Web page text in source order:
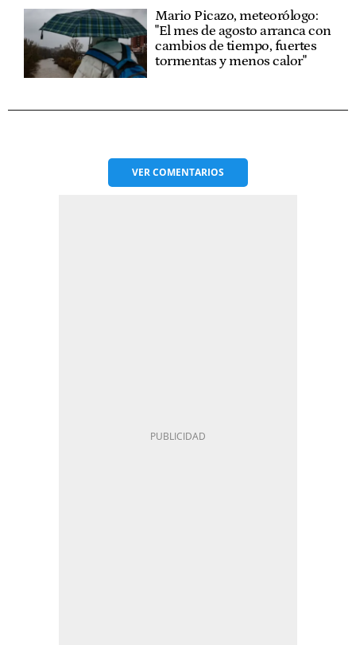
Mario Picazo, meteorólogo:
"El mes de agosto arranca con
cambios de tiempo, fuertes
tormentas y menos calor"
VERCOMENTARIOS